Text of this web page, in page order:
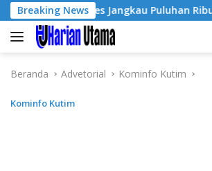
Langsung
ke
konten
Breaking News
Sukses Jangkau Puluhan Ribu
Beranda Advetorial Kominfo Kutim
Kominfo Kutim